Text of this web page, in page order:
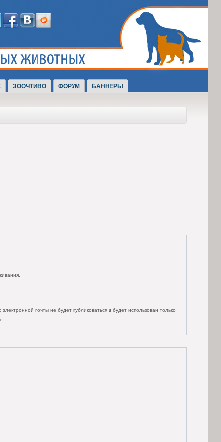
ЗООЧТИВО ФОРУМ БАННЕРЫ
почты не будет публиковаться и будет использован только